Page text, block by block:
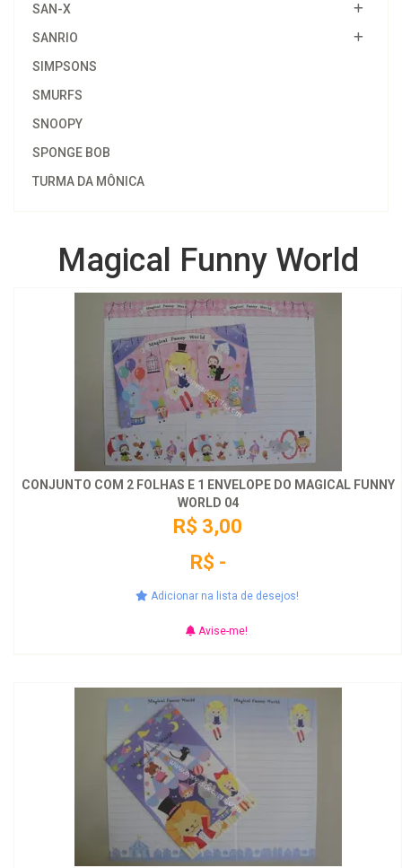
SAN-X
SANRIO
SIMPSONS
SMURFS
SNOOPY
SPONGE BOB
TURMA DA MÔNICA
Magical Funny World
CONJUNTO COM 2 FOLHAS E 1 ENVELOPE DO MAGICAL FUNNY
WORLD 04
R$ 3,00
R$ -
Adicionar na lista de desejos!
Avise-me!